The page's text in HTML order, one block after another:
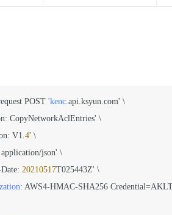
POST 'kenc.api.ksyun.com' \
CopyNetworkAclEntries' \
V1.4' \
application/json' \
20210517T025443Z' \
: AWS4-HMAC-SHA256